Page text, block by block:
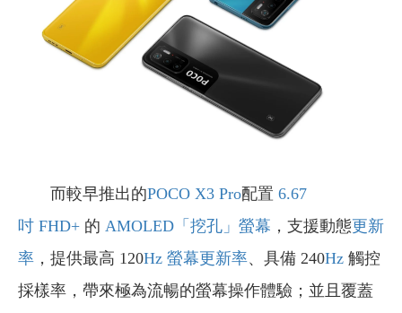
而較早推出的POCO X3 Pro配置 6.67
吋 FHD+ 的 AMOLED 「挖孔」螢幕 ，支援動態更新
率 ，提供最高 120Hz 螢幕更新率、具備 240Hz 觸控
採樣率，帶來極為流暢的螢幕操作體驗；並且覆蓋